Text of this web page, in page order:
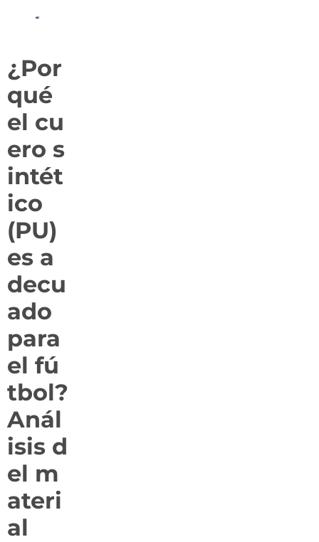
¿Por
qué
el cu
ero s
intét
ico
(PU)
es a
decu
ado
para
el fú
tbol?
Anál
isis d
el m
ateri
al